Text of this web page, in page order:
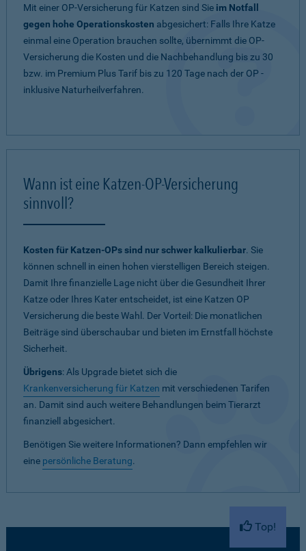
Mit einer OP-Versicherung für Katzen sind Sie im Notfall
gegen hohe Operationskosten abgesichert: Falls Ihre Katze
einmal eine Operation brauchen sollte, übernimmt die OP-
Versicherung die Kosten und die Nachbehandlung bis zu 30
bzw. im Premium Plus Tarif bis zu 120 Tage nach der OP -
inklusive Naturheilverfahren.
Wann ist eine Katzen-OP-Versicherung
sinnvoll?
Kosten für Katzen-OPs sind nur schwer kalkulierbar. Sie
können schnell in einen hohen vierstelligen Bereich steigen.
Damit Ihre finanzielle Lage nicht über die Gesundheit Ihrer
Katze oder Ihres Kater entscheidet, ist eine Katzen OP
Versicherung die beste Wahl. Der Vorteil: Die monatlichen
Beiträge sind überschaubar und bieten im Ernstfall höchste
Sicherheit.
Übrigens: Als Upgrade bietet sich die
Krankenversicherung für Katzen mit verschiedenen Tarifen
an. Damit sind auch weitere Behandlungen beim Tierarzt
finanziell abgesichert.
Benötigen Sie weitere Informationen? Dann empfehlen wir
eine persönliche Beratung.
Top!